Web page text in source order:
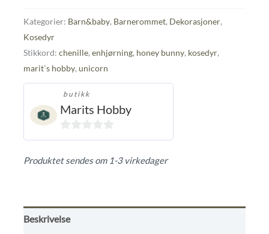
Kategorier: Barn&baby, Barnerommet, Dekorasjoner,
Kosedyr
Stikkord: chenille, enhjørning, honey bunny, kosedyr,
marit`s hobby, unicorn
butikk
Marits Hobby
0
Produktet sendes om 1-3 virkedager
Beskrivelse